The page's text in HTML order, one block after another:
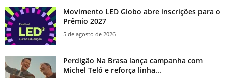
Movimento LED Globo abre inscrições para o
Prêmio 2027
5 de agosto de 2026
Perdigão Na Brasa lança campanha com
Michel Teló e reforça linha...